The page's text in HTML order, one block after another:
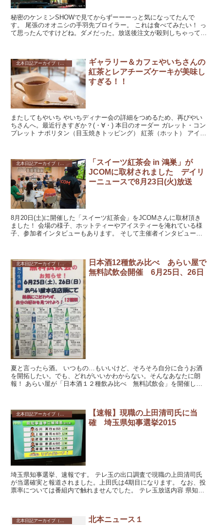
秘密のケンミンSHOWで見てからずーーーっと気になってたんで
す。 尾張のオオニシの手羽先ブロイラー。 これは食べてみたい！ っ
て思ったんですけどね。ダメだった。放送後注文が殺到しちゃってて
北本日記アーカイブ（記録保存）
ギャラリー＆カフェやいちさんの
紅茶とレアチーズケーキが美味し
すぎる！！
またしてもやいち やいちディナー会の詳細をつめるため、再びやい
ちさんへ。最近行きすぎか？(・∀・) 本日のオーダー ガレット・コン
プレット ナポリタン（目玉焼きトッピング） 紅茶（ホット） アイス
北本日記アーカイブ（記録保存）
「スイーツ紅茶会 in 鴻巣」が
JCOMに取材されました デイリ
ーニュースで8月23日(火)放送
8月20日(土)に開催した「スイーツ紅茶会」をJCOMさんに取材頂き
ました！ 会場の様子、ホットティーやアイスティーを淹れている様
子、参加者インタビューもあります。 そして主催者インタビューも
北本日記アーカイブ（記録保存）
日本酒12種飲み比べ あらい屋で
無料試飲会開催 6月25日、26日
夏と言ったら酒。 いつもの…もいいけど、そろそろ自分に合うお酒
を開拓したい。でも、どれがいいかわからない。そんなあなたに朗
報！ あらい屋が「日本酒１２種飲み比べ 無料試飲会」を開催しま
【速報】現職の上田清司氏に当
確 埼玉県知事選挙2015
埼玉県知事選挙、速報です。 テレ玉の出口調査で現職の上田清司氏
が当選確実と報道されました。上田氏は4期目になります。 なお、投
票率については番組内で触れませんでした。 テレ玉放送内容 県知事
北本日記アーカイブ（記録保存） 北本ニュース１